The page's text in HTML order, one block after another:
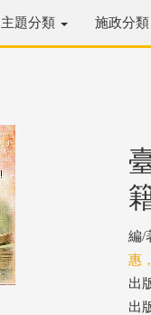
主題分類 施政分類
編/
惠
出
出